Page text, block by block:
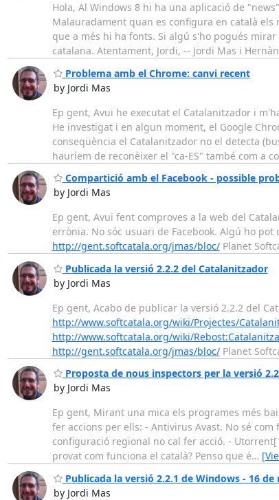
Hola, Al Windows 8 hi ha una aplicació de
Malauradament quan es configura en català
que a més hi ha fonts. Si algú s'ho pogués
catalana. Atentament, Jordi, -- Jordi Mas i
Problema amb el Chrome: canvi recent
by Jordi Mas
Ep gent, Avui he executat el Catalanitzador i
He investigat i en algun moment, el Google
conseqüència el Catalanitzador no el detecta
hauríem de reconèixer el "ca-ES" també com a
Compartició amb el Facebook - possible
by Jordi Mas
Ep gent, Avui fent comproves a la web del
errònia. No sóc usuari de Facebook. Algú ho
http://gent.softcatala.org/jmas/bloc/Planet
Publicada la versió 2.2.2 del Catalanitzador
by Jordi Mas
Ep gent, Acabo de publicar la versió 2.2.2 del
http://www.softcatala.org/wiki/Projectes/
http://www.softcatala.org/wiki/
http://gent.softcatala.org/jmas/bloc/Planet
Proposta de nous inspectors per la versió
by Jordi Mas
Ep gent, Mirant una mica els programes més
fer accions per ells: - Antivirus Avast. No sé
configuració regional no cal fer acció. -
provat com funciona el català? Penso que é…
Publicada la versió 2.2.1 de Windows - 16 de
by Jordi Mas